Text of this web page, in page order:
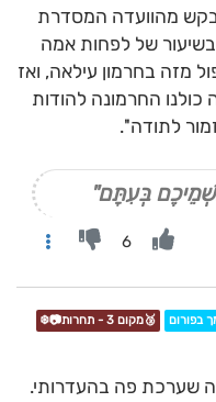
מהוועדה המסדרת
בשיעור של לפחות אמה
מזה בחרמון עילאה, ואז
כולנו החרמונה להודות
לתודה''.
בְּעִתָּם"
6
בפורום 🥉מקום 3 - תחרות📷❄️
שערכת פה בהעדרותי.